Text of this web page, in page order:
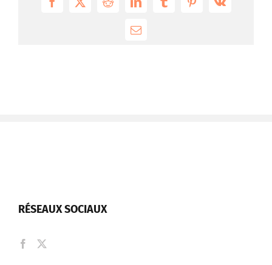
Facebook
X RedditLinkedInTumblrPinterest
Vk
Email
RÉSEAUX SOCIAUX